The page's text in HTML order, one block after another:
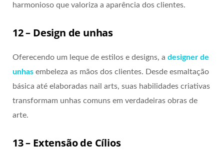
harmonioso que valoriza a aparência dos clientes.
12 – Design de unhas
Oferecendo um leque de estilos e designs, a designer de
unhas embeleza as mãos dos clientes. Desde esmaltação
básica até elaboradas nail arts, suas habilidades criativas
transformam unhas comuns em verdadeiras obras de
arte.
13 – Extensão de Cílios